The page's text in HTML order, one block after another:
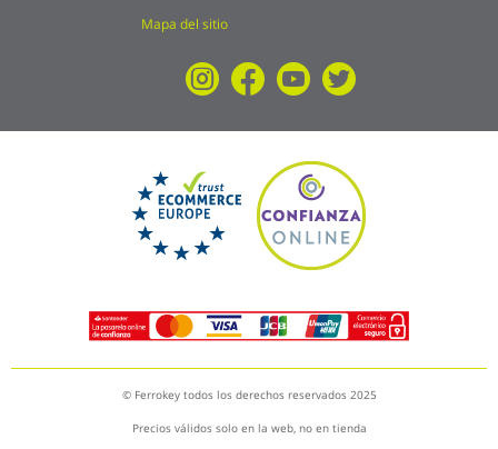
Mapa del sitio
© Ferrokey todos los derechos reservados 2025
Precios válidos solo en la web, no en tienda